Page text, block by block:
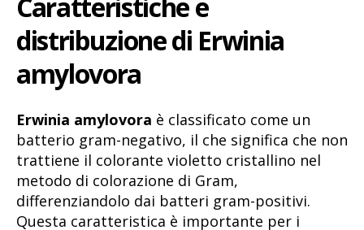
Caratteristiche e
distribuzione di Erwinia
amylovora
Erwinia amylovora è classificato come un
batterio gram-negativo, il che significa che non
trattiene il colorante violetto cristallino nel
metodo di colorazione di Gram,
differenziandolo dai batteri gram-positivi.
Questa caratteristica è importante per i